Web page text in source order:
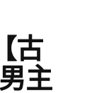
古
主